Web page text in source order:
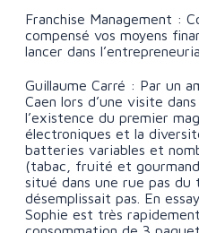
Franchise Management :
compensé vos moyens
lancer dans
Guillaume Carré : Par un
Caen lors d’une visite
l’existence du premier
électroniques et la
batteries variables et
(tabac, fruité et
situé dans une rue pas
désemplissait pas. En
Sophie est très